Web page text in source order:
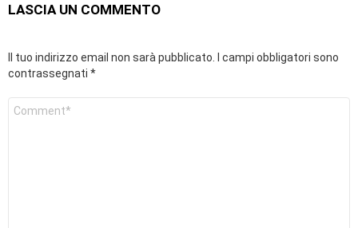
LASCIA UN COMMENTO
Il tuo indirizzo email non sarà pubblicato.
I campi obbligatori sono
contrassegnati *
Commento